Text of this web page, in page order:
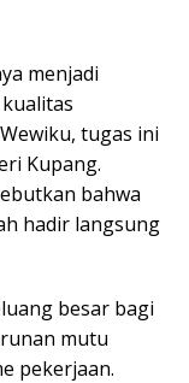
menjadi
tugas ini
Kupang.
bahwa
hadir langsung
besar bagi
mutu
pekerjaan.